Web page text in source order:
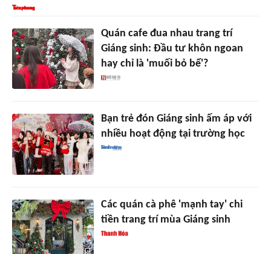
Quán cafe đua nhau trang trí
Giáng sinh: Đầu tư khôn ngoan
hay chỉ là 'muối bỏ bể'?
Bạn trẻ đón Giáng sinh ấm áp với
nhiều hoạt động tại trường học
Các quán cà phê 'mạnh tay' chi
tiền trang trí mùa Giáng sinh